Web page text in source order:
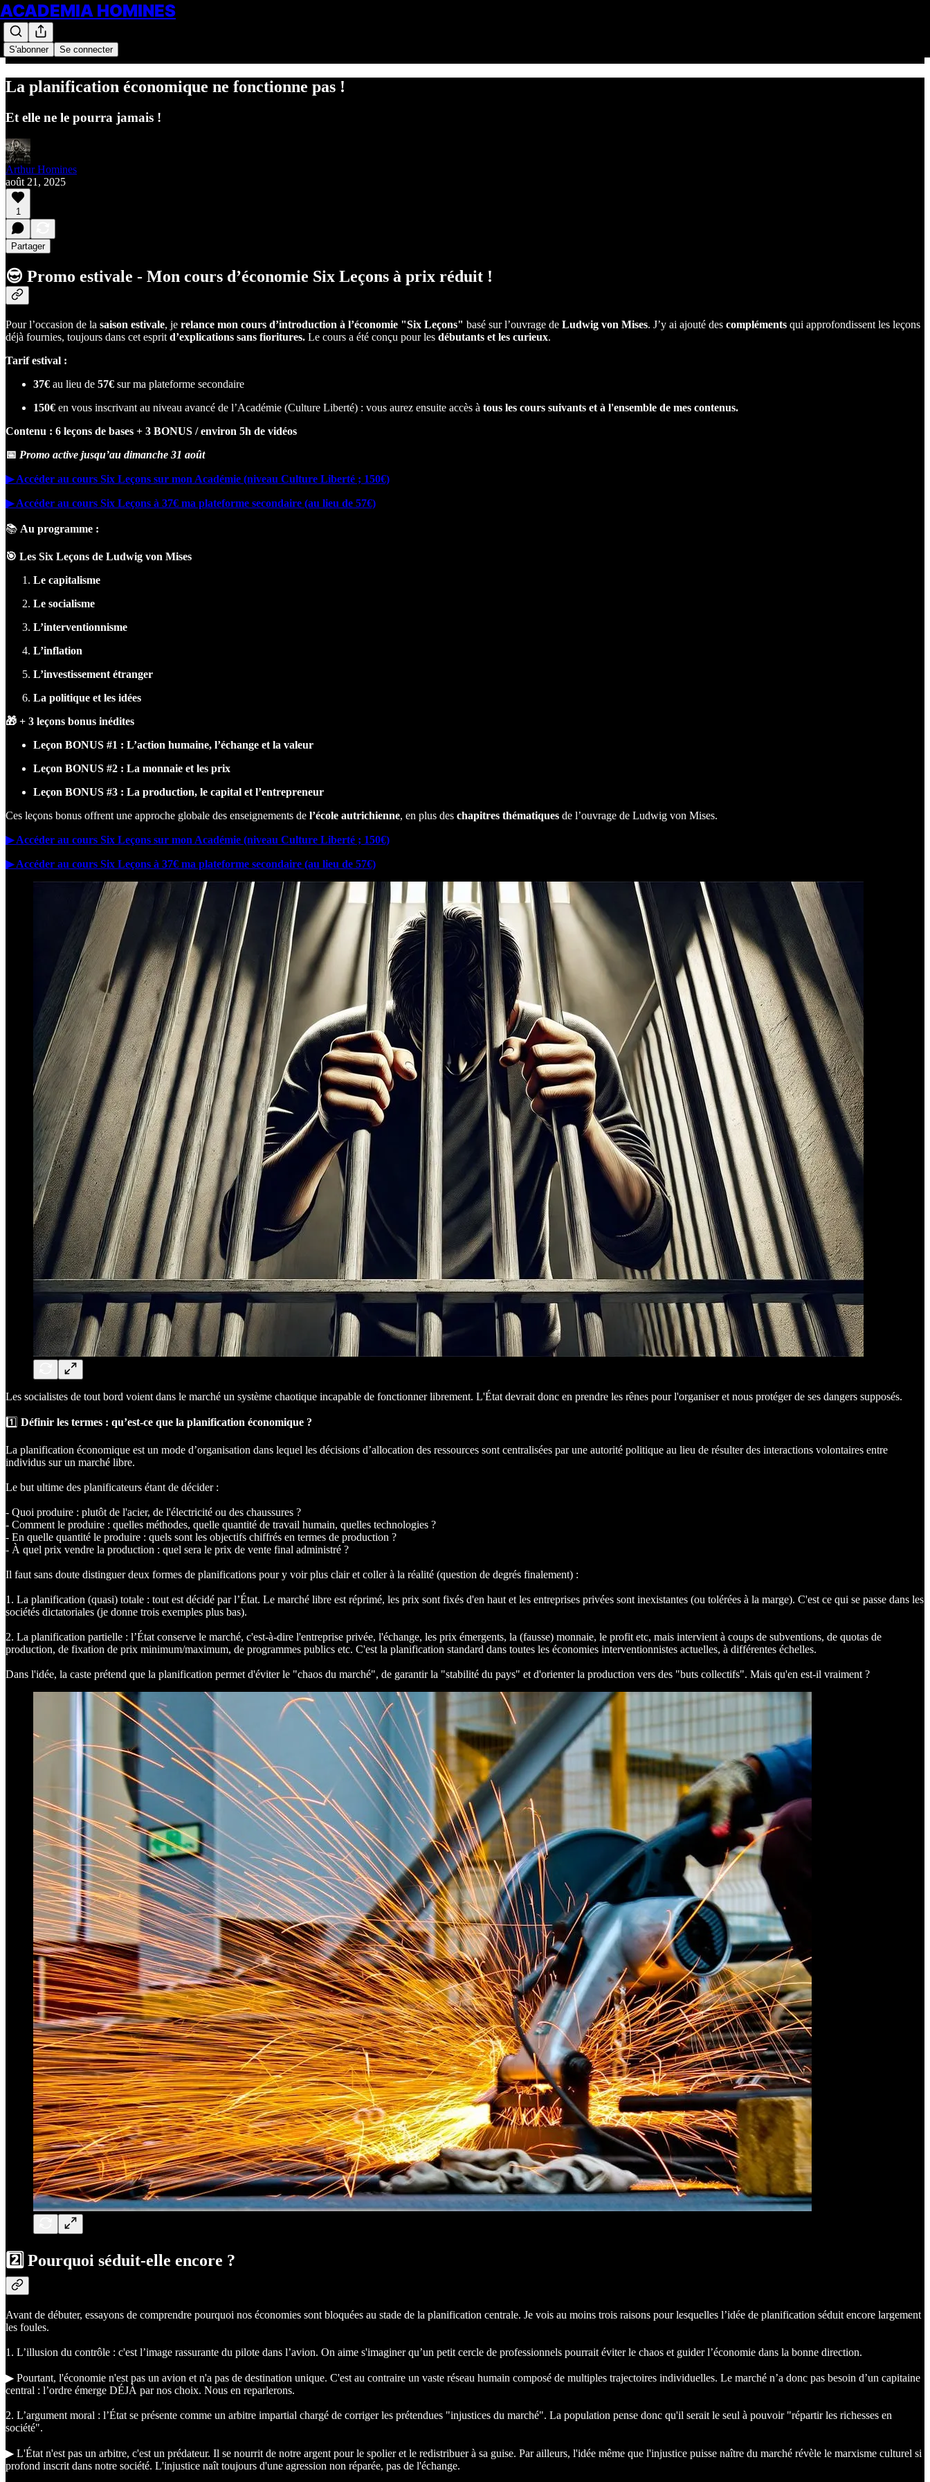
ACADEMIA HOMINES
S'abonner Se connecter
La planification économique ne fonctionne pas !
Et elle ne le pourra jamais !
Arthur Homines
août 21, 2025
1
Partager
😎 Promo estivale - Mon cours d’économie Six Leçons à prix réduit !
Pour l’occasion de la saison estivale, je relance mon cours d’introduction à l’économie "Six Leçons" basé sur l’ouvrage de Ludwig von Mises. J’y ai ajouté des compléments qui approfondissent les leçons
déjà fournies, toujours dans cet esprit d’explications sans fioritures. Le cours a été conçu pour les débutants et les curieux.
Tarif estival :
37€ au lieu de 57€ sur ma plateforme secondaire
150€ en vous inscrivant au niveau avancé de l’Académie (Culture Liberté) : vous aurez ensuite accès à tous les cours suivants et à l'ensemble de mes contenus.
Contenu : 6 leçons de bases + 3 BONUS / environ 5h de vidéos
📅 Promo active jusqu’au dimanche 31 août
▶︎ Accéder au cours Six Leçons sur mon Académie (niveau Culture Liberté ; 150€)
▶︎ Accéder au cours Six Leçons à 37€ ma plateforme secondaire (au lieu de 57€)
📚 Au programme :
🎯 Les Six Leçons de Ludwig von Mises
Le capitalisme
Le socialisme
L’interventionnisme
L’inflation
L’investissement étranger
La politique et les idées
🎁 + 3 leçons bonus inédites
Leçon BONUS #1 : L’action humaine, l’échange et la valeur
Leçon BONUS #2 : La monnaie et les prix
Leçon BONUS #3 : La production, le capital et l’entrepreneur
Ces leçons bonus offrent une approche globale des enseignements de l’école autrichienne, en plus des chapitres thématiques de l’ouvrage de Ludwig von Mises.
▶︎ Accéder au cours Six Leçons sur mon Académie (niveau Culture Liberté ; 150€)
▶︎ Accéder au cours Six Leçons à 37€ ma plateforme secondaire (au lieu de 57€)
Les socialistes de tout bord voient dans le marché un système chaotique incapable de fonctionner librement. L'État devrait donc en prendre les rênes pour l'organiser et nous protéger de ses dangers supposés.
1️⃣ Définir les termes : qu’est-ce que la planification économique ?
La planification économique est un mode d’organisation dans lequel les décisions d’allocation des ressources sont centralisées par une autorité politique au lieu de résulter des interactions volontaires entre
individus sur un marché libre.
Le but ultime des planificateurs étant de décider :
- Quoi produire : plutôt de l'acier, de l'électricité ou des chaussures ?
- Comment le produire : quelles méthodes, quelle quantité de travail humain, quelles technologies ?
- En quelle quantité le produire : quels sont les objectifs chiffrés en termes de production ?
- À quel prix vendre la production : quel sera le prix de vente final administré ?
Il faut sans doute distinguer deux formes de planifications pour y voir plus clair et coller à la réalité (question de degrés finalement) :
1. La planification (quasi) totale : tout est décidé par l’État. Le marché libre est réprimé, les prix sont fixés d'en haut et les entreprises privées sont inexistantes (ou tolérées à la marge). C'est ce qui se passe dans les
sociétés dictatoriales (je donne trois exemples plus bas).
2. La planification partielle : l’État conserve le marché, c'est-à-dire l'entreprise privée, l'échange, les prix émergents, la (fausse) monnaie, le profit etc, mais intervient à coups de subventions, de quotas de
production, de fixation de prix minimum/maximum, de programmes publics etc. C'est la planification standard dans toutes les économies interventionnistes actuelles, à différentes échelles.
Dans l'idée, la caste prétend que la planification permet d'éviter le "chaos du marché", de garantir la "stabilité du pays" et d'orienter la production vers des "buts collectifs". Mais qu'en est-il vraiment ?
2️⃣ Pourquoi séduit-elle encore ?
Avant de débuter, essayons de comprendre pourquoi nos économies sont bloquées au stade de la planification centrale. Je vois au moins trois raisons pour lesquelles l’idée de planification séduit encore largement
les foules.
1. L’illusion du contrôle : c'est l’image rassurante du pilote dans l’avion. On aime s'imaginer qu’un petit cercle de professionnels pourrait éviter le chaos et guider l’économie dans la bonne direction.
▶︎ Pourtant, l'économie n'est pas un avion et n'a pas de destination unique. C'est au contraire un vaste réseau humain composé de multiples trajectoires individuelles. Le marché n’a donc pas besoin d’un capitaine
central : l’ordre émerge DÉJÀ par nos choix. Nous en reparlerons.
2. L’argument moral : l’État se présente comme un arbitre impartial chargé de corriger les prétendues "injustices du marché". La population pense donc qu'il serait le seul à pouvoir "répartir les richesses en
société".
▶︎ L'État n'est pas un arbitre, c'est un prédateur. Il se nourrit de notre argent pour le spolier et le redistribuer à sa guise. Par ailleurs, l'idée même que l'injustice puisse naître du marché révèle le marxisme culturel si
profond inscrit dans notre société. L'injustice naît toujours d'une agression non réparée, pas de l'échange.